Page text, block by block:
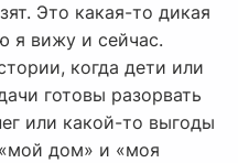
Это какая-то дикая
я вижу и сейчас.
когда дети или
готовы разорвать
или какой-то выгоды
дом» и «моя